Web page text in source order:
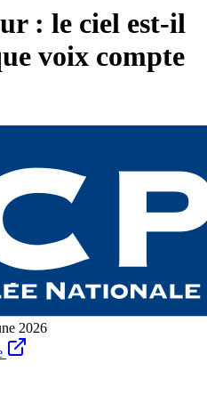
: le ciel est-il
voix compte
2026